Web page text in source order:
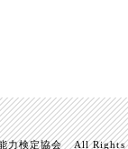
力検定協会 All Rights